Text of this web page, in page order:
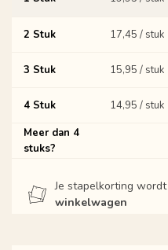
2 Stuk 17,45 / stuk
3 Stuk 15,95 / stuk
4 Stuk 14,95 / stuk
Meer dan 4
stuks?
Je stapelkorting wordt
winkelwagen